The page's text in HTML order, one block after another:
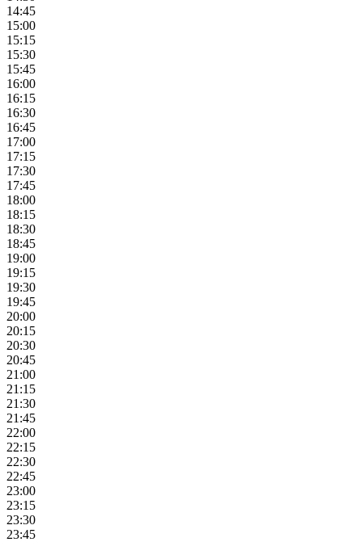
14:45
15:00
15:15
15:30
15:45
16:00
16:15
16:30
16:45
17:00
17:15
17:30
17:45
18:00
18:15
18:30
18:45
19:00
19:15
19:30
19:45
20:00
20:15
20:30
20:45
21:00
21:15
21:30
21:45
22:00
22:15
22:30
22:45
23:00
23:15
23:30
23:45